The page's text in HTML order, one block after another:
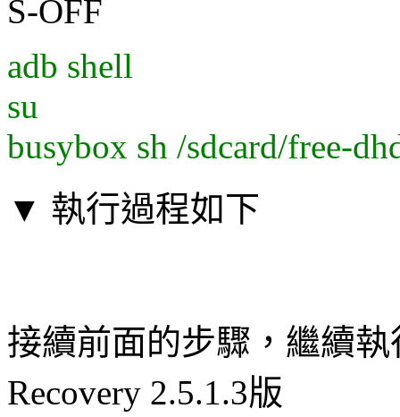
S-OFF
adb shell
su
busybox sh /sdcard/free-
▼ 執行過程如下
接續前面的步驟，繼續
Recovery 2.5.1.3版